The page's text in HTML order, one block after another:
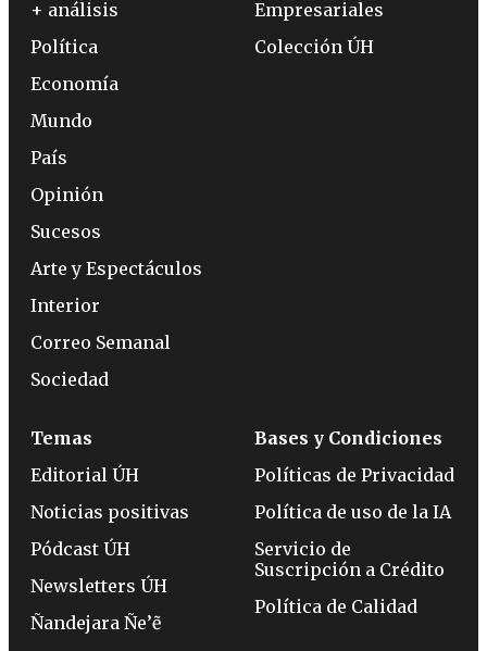
+ análisis
Política
Economía
Mundo
País
Opinión
Sucesos
Arte y Espectáculos
Interior
Correo Semanal
Sociedad
Empresariales
Colección ÚH
Temas
Editorial ÚH
Noticias positivas
Pódcast ÚH
Newsletters ÚH
Ñandejara Ñe’ẽ
Bases y Condiciones
Políticas de Privacidad
Política de uso de la IA
Servicio de
Suscripción a Crédito
Política de Calidad